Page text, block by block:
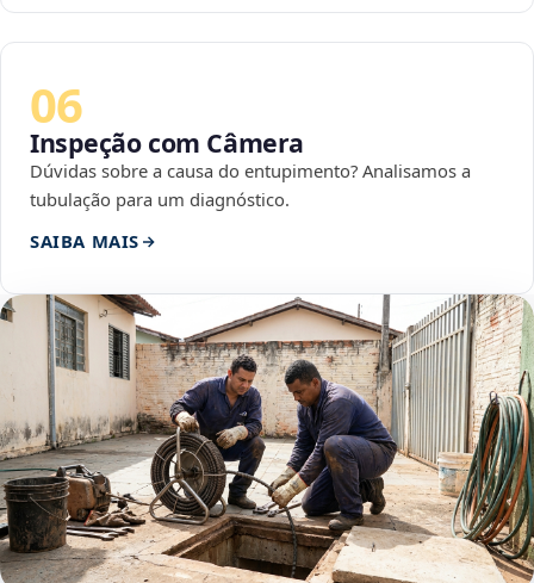
06
Inspeção com Câmera
Dúvidas sobre a causa do entupimento? Analisamos a
tubulação para um diagnóstico.
SAIBA MAIS